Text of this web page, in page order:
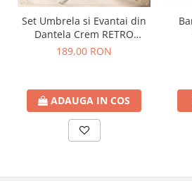
Set Umbrela si Evantai din
Dantela Crem RETRO
ROMANCE
189,00 RON
ADAUGA IN COS